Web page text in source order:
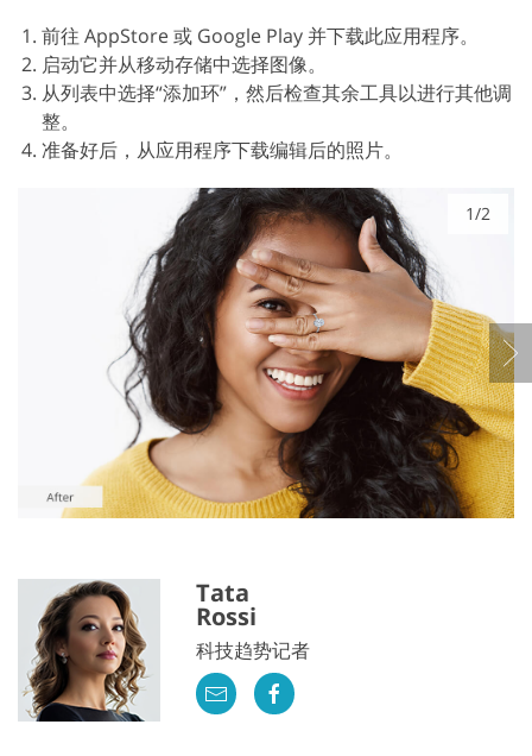
前往 AppStore 或 Google Play 并下载此应用程序。
启动它并从移动存储中选择图像。
从列表中选择“添加环”，然后检查其余工具以进行其他调
整。
准备好后，从应用程序下载编辑后的照片。
1/2
Tata
Rossi
科技趋势记者